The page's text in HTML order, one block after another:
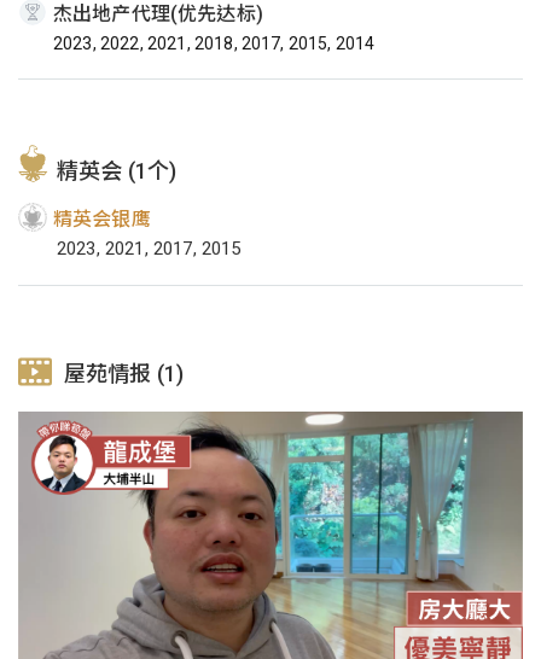
杰出地产代理(优先达标)
2023, 2022, 2021, 2018, 2017, 2015, 2014
精英会 (1个)
精英会银鹰
2023, 2021, 2017, 2015
屋苑情报 (1)